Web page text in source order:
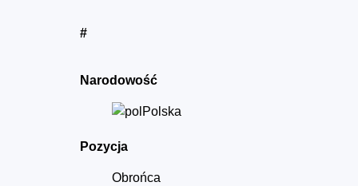
#
Narodowość
Polska
Pozycja
Obrońca